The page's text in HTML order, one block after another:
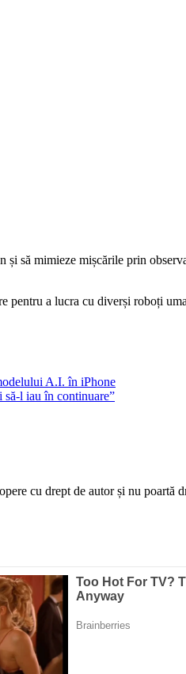
să mimieze mișcările prin
pentru a lucra cu diverși roboți
A.I. în iPhone
să-l iau în continuare”
cu drept de autor și nu poartă